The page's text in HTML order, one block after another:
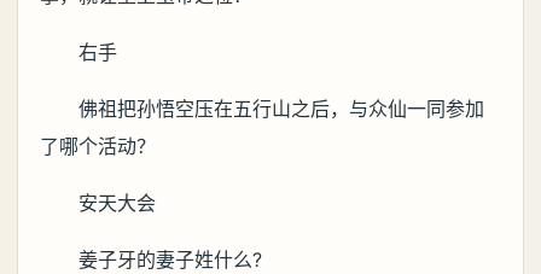
右手
佛祖把孙悟空压在五行山之后，与众仙一同参加
了哪个活动？
安天大会
姜子牙的妻子姓什么?